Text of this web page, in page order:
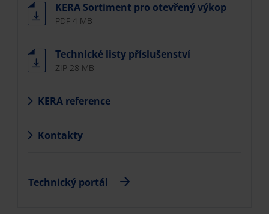
KERA Sortiment pro otevřený výkop
PDF 4 MB
Technické listy příslušenství
ZIP 28 MB
KERA reference
Kontakty
Technický portál